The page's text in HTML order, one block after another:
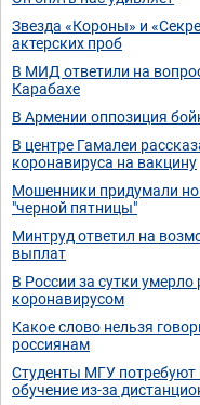
Звезда «Короны» и
актерских проб
В МИД ответили на
Карабахе
В Армении оппозиция
В центре Гамалеи
коронавируса на вакцину
Мошенники придумали
"черной пятницы"
Минтруд ответил на
выплат
В России за сутки
коронавирусом
Какое слово нельзя
россиянам
Студенты МГУ потребуют
обучение из-за